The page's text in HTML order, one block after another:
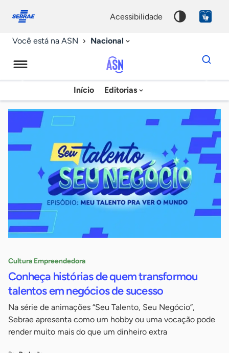
conosco
acessibilidade
Você está na ASN Nacional
Agência
Sebrae
Notícias
Início Editorias
Dados
para
chave
Cultura Empreendedora
Conheça histórias de quem transformou
talentos em negócios de sucesso
Na série de animações “Seu Talento, Seu Negócio”,
Sebrae apresenta como um hobby ou uma vocação pode
render muito mais do que um dinheiro extra